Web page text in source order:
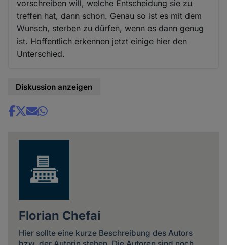
vorschreiben will, welche Entscheidung sie zu
treffen hat, dann schon. Genau so ist es mit dem
Wunsch, sterben zu dürfen, wenn es dann genug
ist. Hoffentlich erkennen jetzt einige hier den
Unterschied.
Diskussion anzeigen
Share
Florian Chefai
Hier sollte eine kurze Beschreibung des Autors